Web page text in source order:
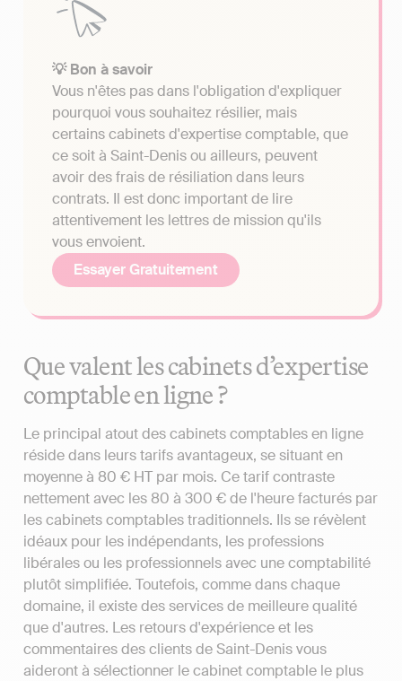
💡 Bon à savoir
Vous n'êtes pas dans l'obligation d'expliquer
pourquoi vous souhaitez résilier, mais
certains cabinets d'expertise comptable, que
ce soit à Saint-Denis ou ailleurs, peuvent
avoir des frais de résiliation dans leurs
contrats. Il est donc important de lire
attentivement les lettres de mission qu'ils
vous envoient.
Essayer Gratuitement
Que valent les cabinets d’expertise
comptable en ligne ?
Le principal atout des cabinets comptables en ligne
réside dans leurs tarifs avantageux, se situant en
moyenne à 80 € HT par mois. Ce tarif contraste
nettement avec les 80 à 300 € de l'heure facturés par
les cabinets comptables traditionnels. Ils se révèlent
idéaux pour les indépendants, les professions
libérales ou les professionnels avec une comptabilité
plutôt simplifiée. Toutefois, comme dans chaque
domaine, il existe des services de meilleure qualité
que d'autres. Les retours d'expérience et les
commentaires des clients de Saint-Denis vous
aideront à sélectionner le cabinet comptable le plus